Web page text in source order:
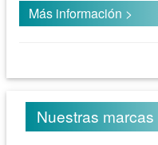
Más información >
Nuestras marcas